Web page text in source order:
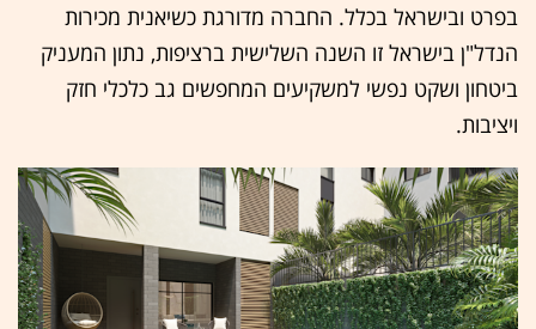
בפרט ובישראל בכלל. החברה מדורגת כשיאנית מכירות
הנדל"ן בישראל זו השנה השלישית ברציפות, נתון המעניק
ביטחון ושקט נפשי למשקיעים המחפשים גב כלכלי חזק
ויציבות.